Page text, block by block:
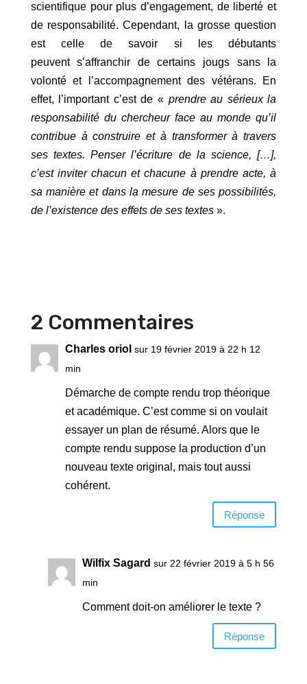
scientifique pour plus d’engagement, de liberté et
de responsabilité. Cependant, la grosse question
est celle de savoir si les débutants
peuvent s’affranchir de certains jougs sans la
volonté et l’accompagnement des vétérans. En
effet, l’important c’est de « prendre au sérieux la
responsabilité du chercheur face au monde qu’il
contribue à construire et à transformer à travers
ses textes. Penser l’écriture de la science, […],
c’est inviter chacun et chacune à prendre acte, à
sa manière et dans la mesure de ses possibilités,
de l’existence des effets de ses textes».
2 Commentaires
Charles oriol sur 19 février 2019 à 22 h 12
min
Démarche de compte rendu trop théorique
et académique. C’est comme si on voulait
essayer un plan de résumé. Alors que le
compte rendu suppose la production d’un
nouveau texte original, mais tout aussi
cohérent.
Réponse
Wilfix Sagard sur 22 février 2019 à 5 h 56
min
Comment doit-on améliorer le texte ?
Réponse